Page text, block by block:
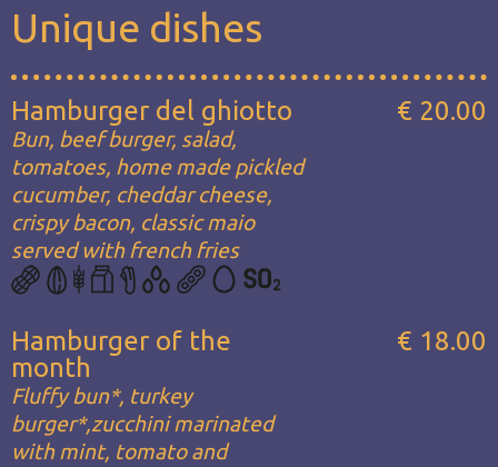
Unique dishes
Hamburger del ghiotto
Bun, beef burger, salad,
tomatoes, home made pickled
cucumber, cheddar cheese,
crispy bacon, classic maio
served with french fries
€ 20.00
Hamburger of the
month
Fluffy bun*, turkey
burger*,zucchini marinated
with mint, tomato and
€ 18.00